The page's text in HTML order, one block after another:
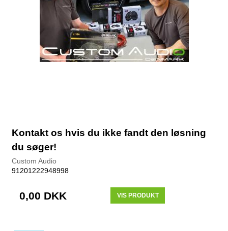
Kontakt os hvis du ikke fandt den løsning
du søger!
Custom Audio
91201222948998
0,00 DKK VIS PRODUKT